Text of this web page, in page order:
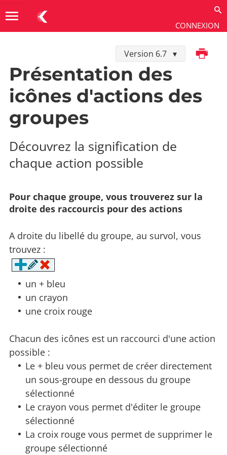
CONNEXION
menu
Version 6.7Imprimer
Groupes
Présentation des
icônes d'actions des
groupes
Découvrez la signification de
chaque action possible
Pour chaque groupe, vous trouverez sur la
droite des raccourcis pour des actions
A droite du libellé du groupe, au survol, vous
trouvez :
un + bleu
un crayon
une croix rouge
Chacun des icônes est un raccourci d'une action
possible :
Le + bleu vous permet de créer directement
un sous-groupe en dessous du groupe
sélectionné
Le crayon vous permet d'éditer le groupe
sélectionné
La croix rouge vous permet de supprimer le
groupe sélectionné